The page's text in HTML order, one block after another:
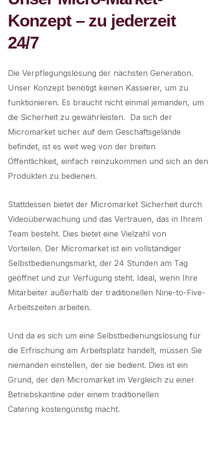
Konzept – zu jederzeit
24/7
Die Verpflegungslösung der nächsten Generation.
Unser Konzept benötigt keinen Kassierer, um zu
funktionieren. Es braucht nicht einmal jemanden, um
die Sicherheit zu gewährleisten. Da sich der
Micromarket sicher auf dem Geschäftsgelände
befindet, ist es weit weg von der breiten
Öffentlichkeit, einfach reinzukommen und sich an den
Produkten zu bedienen.
Stattdessen bietet der Micromarket Sicherheit durch
Videoüberwachung und das Vertrauen, das in Ihrem
Team besteht. Dies bietet eine Vielzahl von
Vorteilen. Der Micromarket ist ein vollständiger
Selbstbedienungsmarkt, der 24 Stunden am Tag
geöffnet und zur Verfügung steht. Ideal, wenn Ihre
Mitarbeiter außerhalb der traditionellen Nine-to-Five-
Arbeitszeiten arbeiten.
Und da es sich um eine Selbstbedienungslösung für
die Erfrischung am Arbeitsplatz handelt, müssen Sie
niemanden einstellen, der sie bedient. Dies ist ein
Grund, der den Micromarket im Vergleich zu einer
Betriebskantine oder einem traditionellen
Catering kostengünstig macht.